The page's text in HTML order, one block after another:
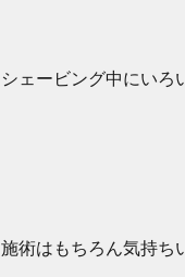
シェービング中にいろ
施術はもちろん気持ち